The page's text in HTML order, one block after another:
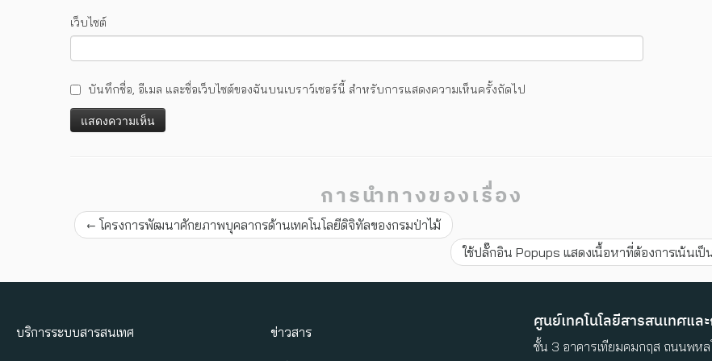
เว็บไซต์
บันทึกชื่อ, อีเมล และชื่อเว็บไซต์ของฉันบนเบราว์เซอร์นี้ สำหรับการแสดงความเห็นครั้งถัดไป
การนำทางของเรื่อง
← โครงการพัฒนาศักยภาพบุคลากรด้านเทคโนโลยีดิจิทัลของกรมป่าไม้
ใช้ปลั๊กอิน Popups แสดงเนื้อหาที่ต้องการเน้นเป็
บริการระบบสารสนเทศ ข่าวสาร ศูนย์เทคโนโลยีสารสนเทศแล
ชั้น 3 อาคารเทียมคมกฤส ถนนพหล